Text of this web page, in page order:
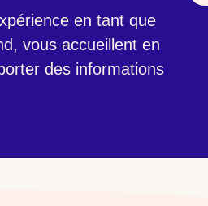
en tant que
vous accueillent en
des informations